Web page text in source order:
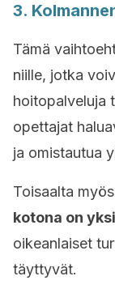
3.
Tämä
niille, jotka
hoitopalveluja
opettajat
ja omistautua
Toisaalta myös
kotona on
oikeanlaiset
täyttyvät.